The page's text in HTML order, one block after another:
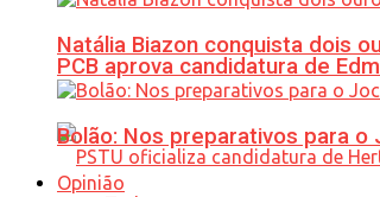
PCB aprova candidatura de
Natália Biazon conquista dois
Bolão: Nos preparativos para o
Opinião